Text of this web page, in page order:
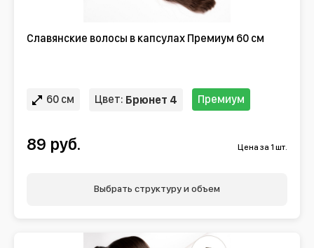
Славянские волосы в капсулах Премиум 60 см
60 см Цвет: Брюнет 4 Премиум
89 руб. Цена за 1 шт.
Выбрать структуру и объем